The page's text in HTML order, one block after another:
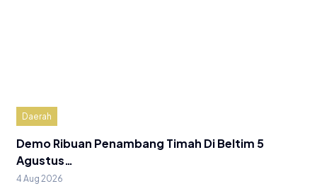
Daerah
Demo Ribuan Penambang Timah Di Beltim 5
Agustus…
4 Aug 2026